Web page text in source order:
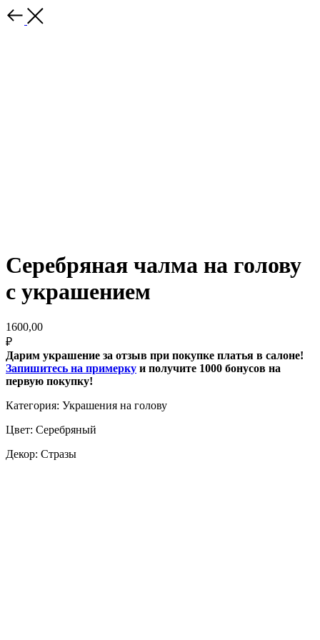
Серебряная чалма на голову
с украшением
1600,00
₽
Дарим украшение за отзыв при покупке платья в салоне!
Запишитесь на примерку и получите 1000 бонусов на
первую покупку!
Категория: Украшения на голову
Цвет: Серебряный
Декор: Стразы